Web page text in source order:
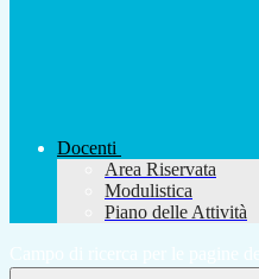
Docenti
Area Riservata
Modulistica
Piano delle Attività